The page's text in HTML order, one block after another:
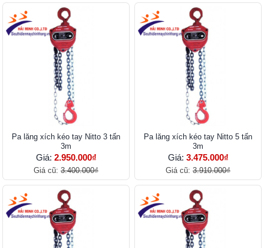
Pa lăng xích kéo tay Nitto 3 tấn
3m
Giá: 2.950.000₫
Giá cũ: 3.400.000₫
Pa lăng xích kéo tay Nitto 5 tấn
3m
Giá: 3.475.000₫
Giá cũ: 3.910.000₫